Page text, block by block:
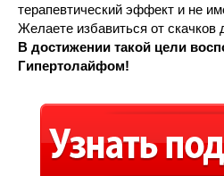
терапевтический эффект и не
Желаете избавиться от скачков
В достижении такой цели
Гипертолайфом!